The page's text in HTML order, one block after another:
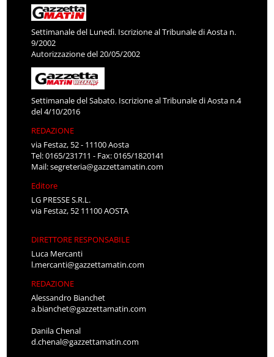
Settimanale del Lunedì. Iscrizione al Tribunale di Aosta n.
9/2002
Autorizzazione del 20/05/2002
Settimanale del Sabato. Iscrizione al Tribunale di Aosta n.4
del 4/10/2016
REDAZIONE
via Festaz, 52 - 11100 Aosta
Tel: 0165/231711 - Fax: 0165/1820141
Mail:segreteria@gazzettamatin.com
Editore
LG PRESSE S.R.L.
via Festaz, 52 11100 AOSTA
DIRETTORE RESPONSABILE
Luca Mercanti
l.mercanti@gazzettamatin.com
REDAZIONE
Alessandro Bianchet
a.bianchet@gazzettamatin.com
Danila Chenal
d.chenal@gazzettamatin.com